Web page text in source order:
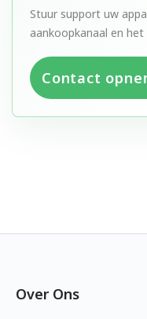
Stuur support uw
aankoopkanaal en
Contact
Over Ons